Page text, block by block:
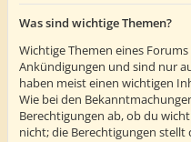
Was sind wichtige Themen?
Wichtige Themen eines
Ankündigungen und sind nur
haben meist einen wichtigen
Wie bei den
Berechtigungen ab, ob du
nicht; die Berechtigungen